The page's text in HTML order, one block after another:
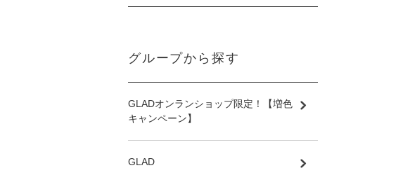
グループから探す
GLADオンランショップ限定！【増色
キャンペーン】
GLAD